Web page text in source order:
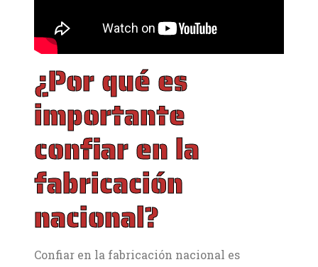
¿Por qué es
importante
confiar en la
fabricación
nacional?
Confiar en la fabricación nacional es